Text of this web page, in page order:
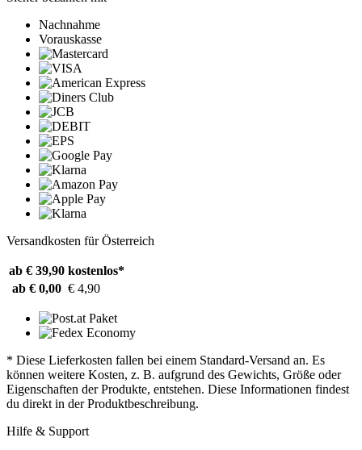
Nachnahme
Vorauskasse
Versandkosten für Österreich
ab € 39,90 kostenlos*
ab € 0,00 € 4,90
* Diese Lieferkosten fallen bei einem Standard-Versand an. Es
können weitere Kosten, z. B. aufgrund des Gewichts, Größe oder
Eigenschaften der Produkte, entstehen. Diese Informationen findest
du direkt in der Produktbeschreibung.
Hilfe & Support